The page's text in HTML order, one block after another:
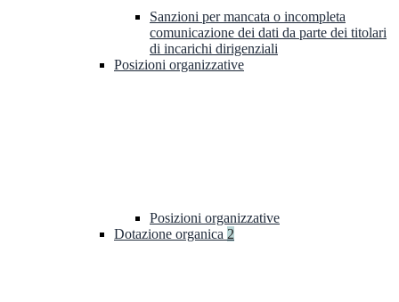
Sanzioni per mancata o incompleta
comunicazione dei dati da parte dei titolari
di incarichi dirigenziali
Posizioni organizzative
Posizioni organizzative
Dotazione organica 2